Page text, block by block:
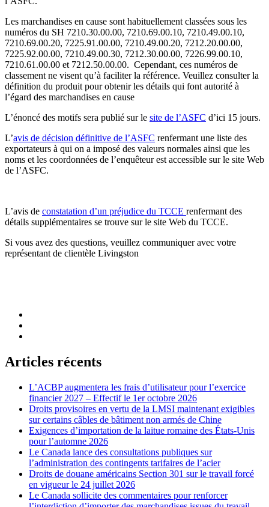
Les marchandises en cause sont habituellement classées sous les
numéros du SH 7210.30.00.00, 7210.69.00.10, 7210.49.00.10,
7210.69.00.20, 7225.91.00.00, 7210.49.00.20, 7212.20.00.00,
7225.92.00.00, 7210.49.00.30, 7212.30.00.00, 7226.99.00.10,
7210.61.00.00 et 7212.50.00.00. Cependant, ces numéros de
classement ne visent qu’à faciliter la référence. Veuillez consulter la
définition du produit pour obtenir les détails qui font autorité à
l’égard des marchandises en cause
L’énoncé des motifs sera publié sur le site de l’ASFC d’ici 15 jours.
L’avis de décision définitive de l’ASFC renfermant une liste des
exportateurs à qui on a imposé des valeurs normales ainsi que les
noms et les coordonnées de l’enquêteur est accessible sur le site Web
de l’ASFC.
L’avis de constatation d’un préjudice du TCCE renfermant des
détails supplémentaires se trouve sur le site Web du TCCE.
Si vous avez des questions, veuillez communiquer avec votre
représentant de clientèle Livingston
Articles récents
L’ACBP augmentera les frais d’utilisateur pour l’exercice
financier 2027 – Effectif le 1er octobre 2026
Droits provisoires en vertu de la LMSI maintenant exigibles
sur certains câbles de bâtiment non armés de Chine
Exigences d’importation de la laitue romaine des États-Unis
pour l’automne 2026
Le Canada lance des consultations publiques sur
l’administration des contingents tarifaires de l’acier
Droits de douane américains Section 301 sur le travail forcé
en vigueur le 24 juillet 2026
Le Canada sollicite des commentaires pour renforcer